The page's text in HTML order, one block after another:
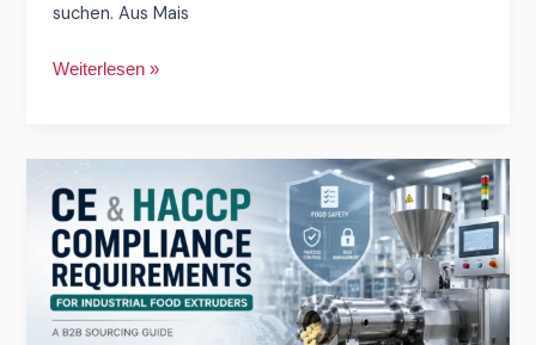
suchen. Aus Mais
Weiterlesen »
CE-
und
HACCP-
Anforderungen
für
Lebensmittel-